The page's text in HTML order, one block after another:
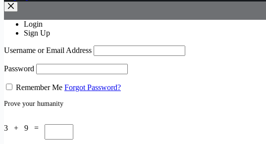
Login
Sign Up
Username or Email Address
Password
Remember Me Forgot Password?
Prove your humanity
3 + 9 =